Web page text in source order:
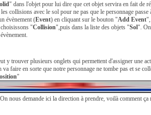
" dans l'objet pour lui dire que cet objet servira en fait de
collisions avec le sol pour ne pas que le personnage passe
évènement (Event) en cliquant sur le bouton "Add Event",
"Collision",puis dans la liste des objets "Sol".
y trouver plusieurs onglets qui permettent d'assigner une
faire en sorte que notre personnage ne tombe pas et se
"
nous demande ici la direction à prendre, voilà comment ça